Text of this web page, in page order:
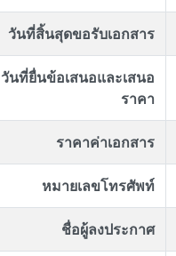
วันที่สิ้นสุดขอรับเอกสาร
วันที่ยื่นข้อเสนอและเสนอ
ราคา
ราคาค่าเอกสาร
หมายเลขโทรศัพท์
ชื่อผู้ลงประกาศ